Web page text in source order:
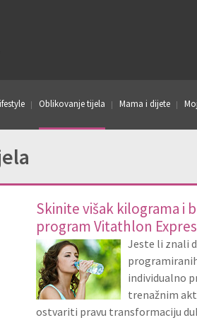
Oblikovanje tijela Mama i dijete
Skinite višak kilograma i
program Vitathlon
Jeste li znali
individualno
trenažnim
ostvariti pravu transformaciju